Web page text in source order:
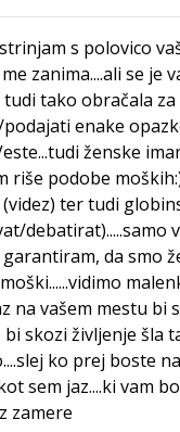
s polovico
zanima....ali se je
tako obračala
enake
ženske
riše podobe
ter tudi
debatirat).....samo
da smo
na vašem mestu bi
skozi življenje šla
ko prej boste
sem jaz....ki vam
zamere